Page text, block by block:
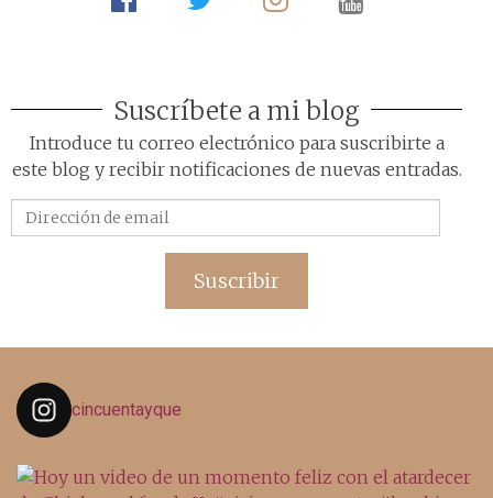
Suscríbete a mi blog
Introduce tu correo electrónico para suscribirte a
este blog y recibir notificaciones de nuevas entradas.
de
Suscribir
cincuentayque